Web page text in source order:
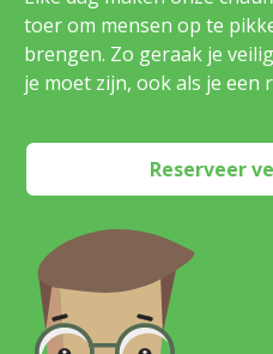
toer om mensen op te
brengen. Zo geraak je
je moet zijn, ook als je een
Reserveer